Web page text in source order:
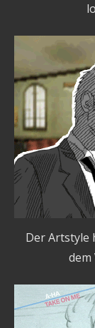
Der Artstyle
dem